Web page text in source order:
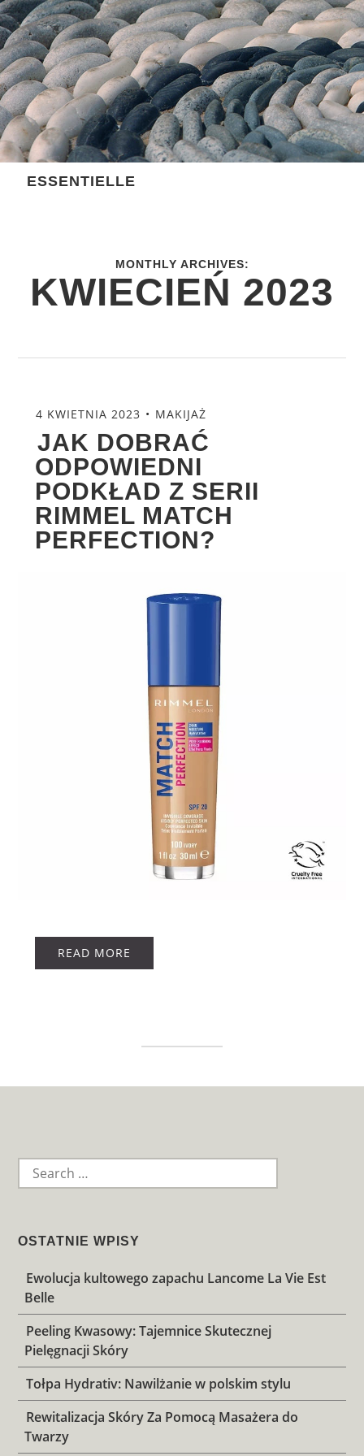
Skip
to
content
ESSENTIELLE
MONTHLY ARCHIVES:
KWIECIEŃ 2023
4 KWIETNIA 2023 MAKIJAŻ
JAK DOBRAĆ
ODPOWIEDNI
PODKŁAD Z SERII
RIMMEL MATCH
PERFECTION?
READ MORE
DOBRAĆ
PERFECTION?
FOR:
OSTATNIE WPISY
Ewolucja kultowego zapachu Lancome La Vie Est
Belle
Peeling Kwasowy: Tajemnice Skutecznej
Pielęgnacji Skóry
Tołpa Hydrativ: Nawilżanie w polskim stylu
Rewitalizacja Skóry Za Pomocą Masażera do
Twarzy